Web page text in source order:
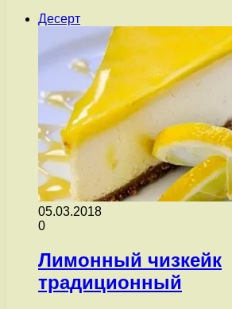
Десерт
05.03.2018
0
Лимонный чизкейк
традиционный